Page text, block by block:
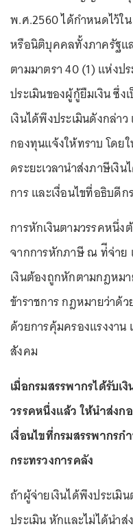
พ.ศ.2560 ได้กำหนดไว้
หรือนิติบุคคลทั้งภาครัฐแ
ตามมาตรา 40 (1) แห่งป
ประเมินของผู้กู้ยืมเงิน ซึ่
เงินได้พึงประเมินดังกล่า
กองทุนแจ้งให้ทราบ โดย
ดระยะเวลานําส่งภาษีเ
การ และเงื่อนไขที่อธิบดี
การหักเงินตามวรรคหนึ่
จากการหักภาษี ณ ท่ีจ่าย
เงินต้องถูกหักตามกฎหม
ข้าราชการ กฎหมายว่าด้
ด้วยการคุ้มครองแรงงา
สังคม
เมื่อกรมสรรพากรได้รับเ
วรรคหนึ่งแล้ว ให้นําส่ง
เงื่อนไขที่กรมสรรพากร
กระทรวงการคลัง
ถ้าผู้จ่ายเงินได้พึงประเมิ
ประเมิน หักและไม่ได้นํา